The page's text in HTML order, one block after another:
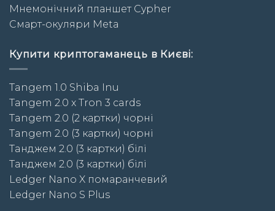
Мнемонічний планшет Cypher
Смарт-окуляри Meta
Купити криптогаманець в Києві:
Tangem 1.0 Shiba Inu
Tangem 2.0 x Tron 3 cards
Tangem 2.0 (2 картки) чорні
Tangem 2.0 (3 картки) чорні
Taнджем 2.0 (3 картки) білі
Taнджем 2.0 (3 картки) білі
Ledger Nano X помаранчевий
Ledger Nano S Plus